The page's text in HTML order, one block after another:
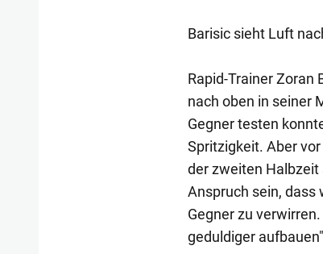
Barisic sieht Luft
Rapid-Trainer Zoran
nach oben in seiner
Gegner testen
Spritzigkeit. Aber
der zweiten Halbzeit
Anspruch sein, dass
Gegner zu
geduldiger